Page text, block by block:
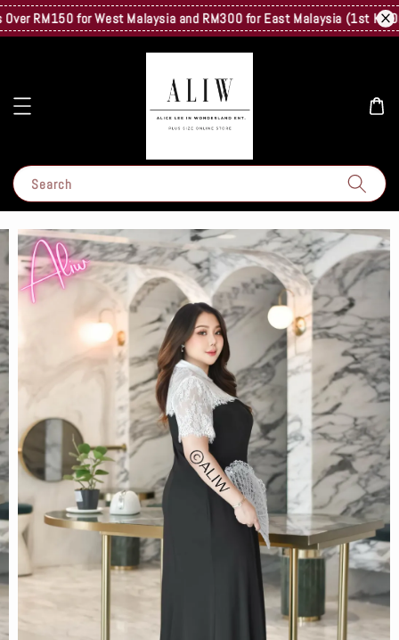
RM150 for West Malaysia and RM300 for East Malaysia (1st Kg
Search